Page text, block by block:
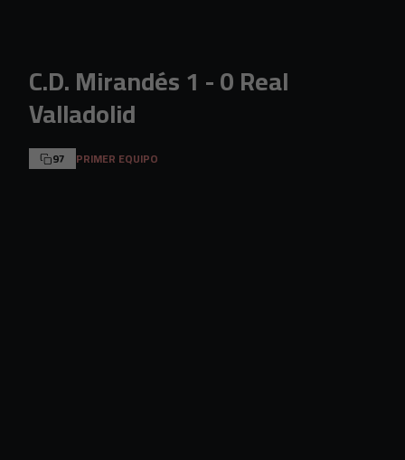
C.D. Mirandés 1 - 0 Real
Valladolid
97 PRIMER EQUIPO